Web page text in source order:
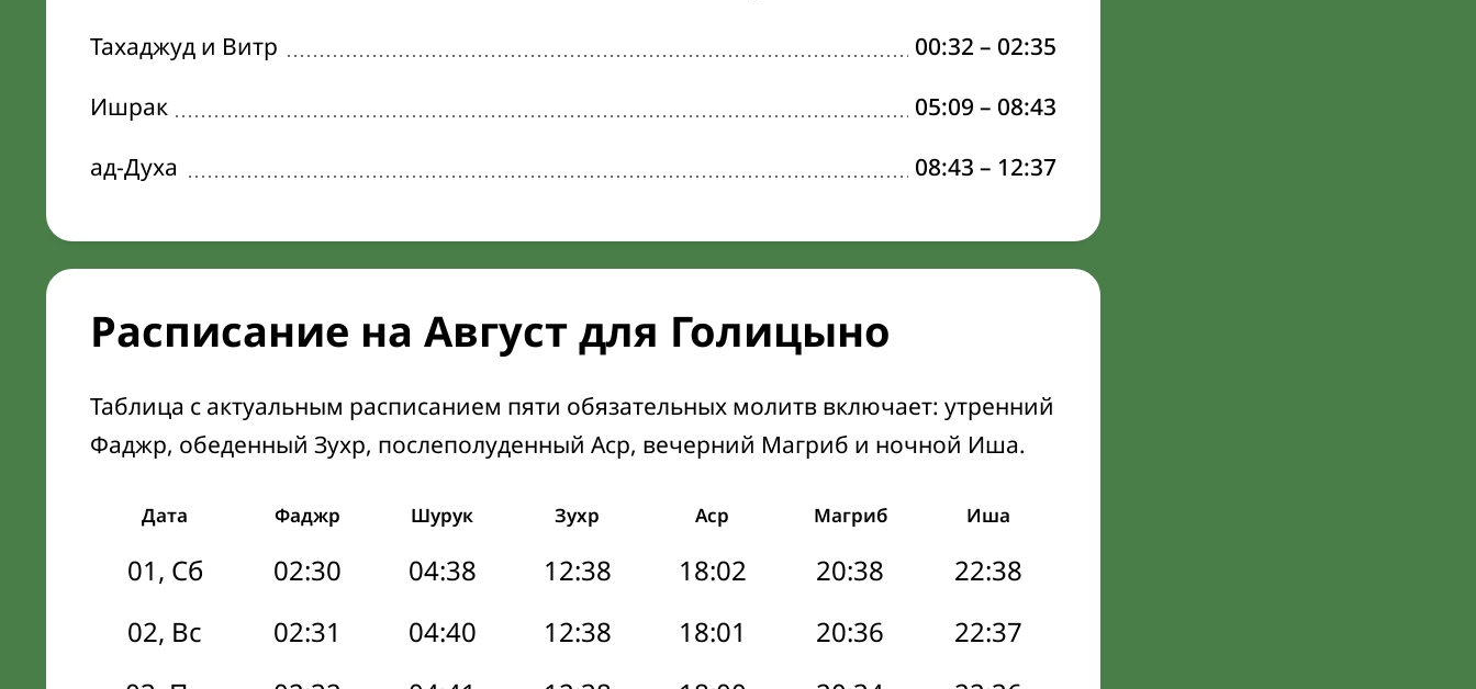
Тахаджуд и Витр 00:32 – 02:35
Ишрак
05:09 – 08:43
ад-Духа
08:43 – 12:37
Расписание на Август для Голицыно
Таблица с актуальным расписанием пяти обязательных молитв включает: утренний
Фаджр, обеденный Зухр, послеполуденный Аср, вечерний Магриб и ночной Иша.
Дата Фаджр Шурук Зухр Аср Магриб Иша
01, Сб 02:30 04:38 12:38 18:02 20:38
22:38
02, Вс
02:31 04:40 12:38 18:01 20:36
22:37